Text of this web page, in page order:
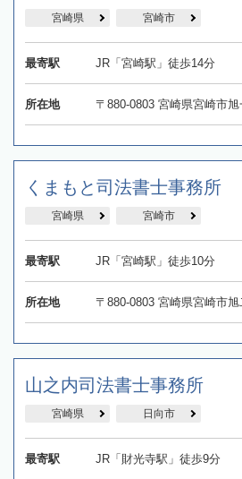
宮崎県 宮崎市
最寄駅 JR「宮崎駅」徒歩14分
所在地 〒880-0803 宮崎県宮崎市
くまもと司法書士事務所
宮崎県 宮崎市
最寄駅 JR「宮崎駅」徒歩10分
所在地 〒880-0803 宮崎県宮崎市
山之内司法書士事務所
宮崎県 日向市
最寄駅 JR「財光寺駅」徒歩9分